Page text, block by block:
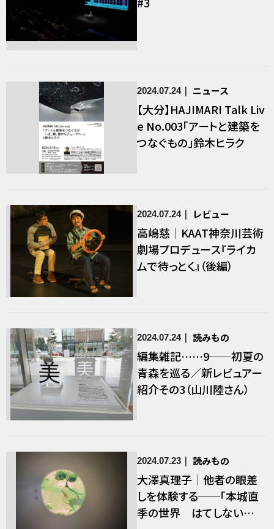
2024.07.24 ニュース
【大分】HAJIMARI Talk Liv
e No.003「アートと建築を
つなぐもの」鈴木ヒラク
2024.07.24 レビュー
高嶋慈｜KAAT神奈川芸術
劇場プロデュース『ライカ
ムで待っとく』（後編）
2024.07.24 読みもの
編集雑記……9──初夏の
青森を巡る／新レビュアー
紹介その3（山川陸さん）
2024.07.23 読みもの
大澤真理子｜他者の眼差
しを体験する──「本城直
季の世界 はてしない直